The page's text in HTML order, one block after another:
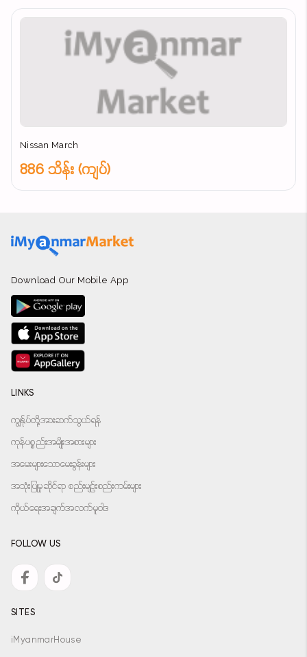
Nissan March
886 သိန်း (ကျပ်)
Download Our Mobile App
LINKS
ကျွန်ုပ်တို့အားဆက်သွယ်ရန်
ကုန်ပစ္စည်းအမျိုးအစားများ
အမေးများသောမေးခွန်းများ
အသုံးပြုမှုဆိုင်ရာ စည်းမျဉ်းစည်းကမ်းများ
ကိုယ်ရေးအချက်အလက်မူဝါဒ
FOLLOW US
SITES
iMyanmarHouse